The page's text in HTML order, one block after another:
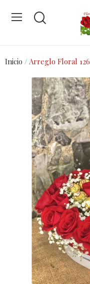
Inicio Arreglo Floral 126